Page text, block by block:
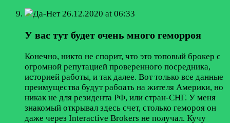
Да-Нет26.12.2020 at 06:33
У вас тут будет очень много геморроя
Конечно, никто не спорит, что это топовый брокер с
огромной репутацией проверенного посредника,
историей работы, и так далее. Вот только все данные
преимущества будут рабоать на жителя Америки, но
никак не для резидента РФ, или стран-СНГ. У меня
знакомый открывал здесь счет, столько гемороя он
даже через Interactive Brokers не получал. Кучу